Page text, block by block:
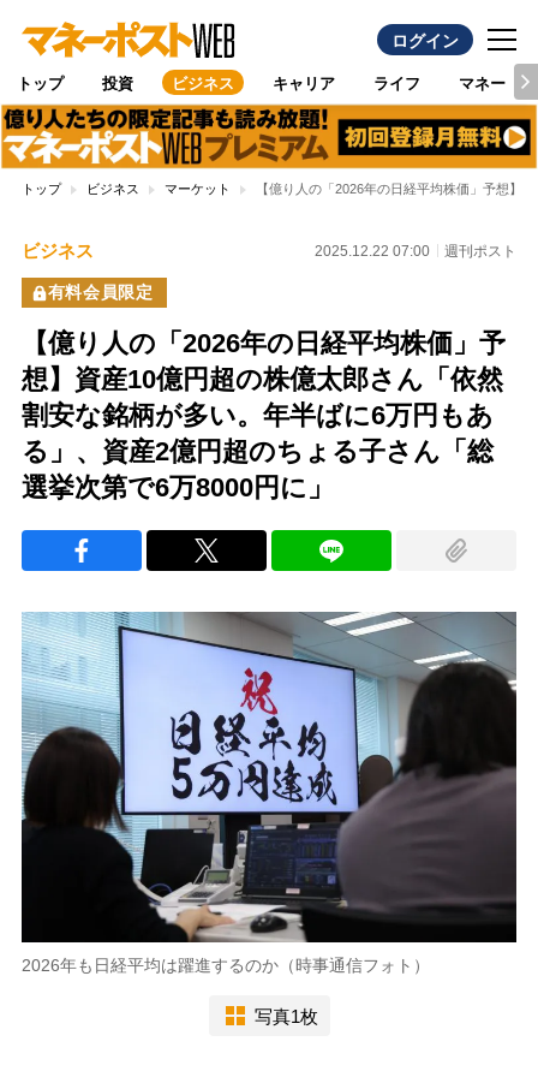
ログイン
トップ 投資 ビジネス キャリア ライフ マネー
トップ ビジネス マーケット 【億り人の「2026年の日経平均株価」予想】
ビジネス 2025.12.22 07:00 週刊ポスト
有料会員限定
【億り人の「2026年の日経平均株価」予
想】資産10億円超の株億太郎さん「依然
割安な銘柄が多い。年半ばに6万円もあ
る」、資産2億円超のちょる子さん「総
選挙次第で6万8000円に」
2026年も日経平均は躍進するのか（時事通信フォト）
写真1枚